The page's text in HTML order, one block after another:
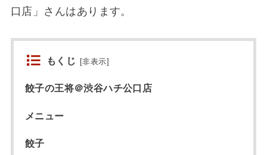
口店」さんはあります。
もくじ [非表示]
餃子の王将＠渋谷ハチ公口店
メニュー
餃子